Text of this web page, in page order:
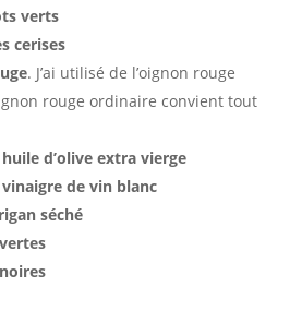
verts
cerises
. J’ai utilisé de l’oignon rouge
rouge ordinaire convient tout
huile d’olive extra vierge
vinaigre de vin blanc
séché